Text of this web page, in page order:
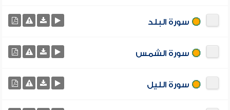
سورة البلد
سورة الشمس
سورة الليل